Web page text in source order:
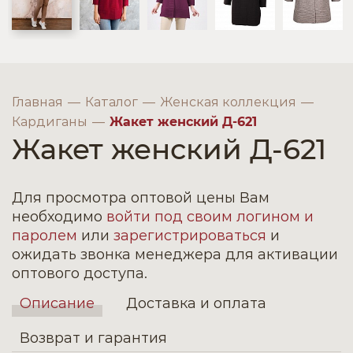
Главная Каталог
Женская коллекция
Кардиганы
Жакет женский Д-621
Жакет женский Д-621
Для просмотра оптовой цены Вам
необходимо войти под своим логином и
паролем или зарегистрироваться и
ожидать звонка менеджера для активации
оптового доступа.
Описание
Доставка и оплата
Возврат и гарантия